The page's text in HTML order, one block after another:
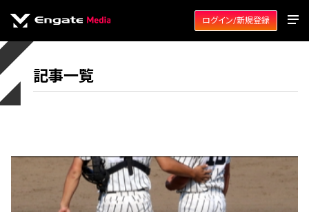
ログイン/新規登録
記事一覧